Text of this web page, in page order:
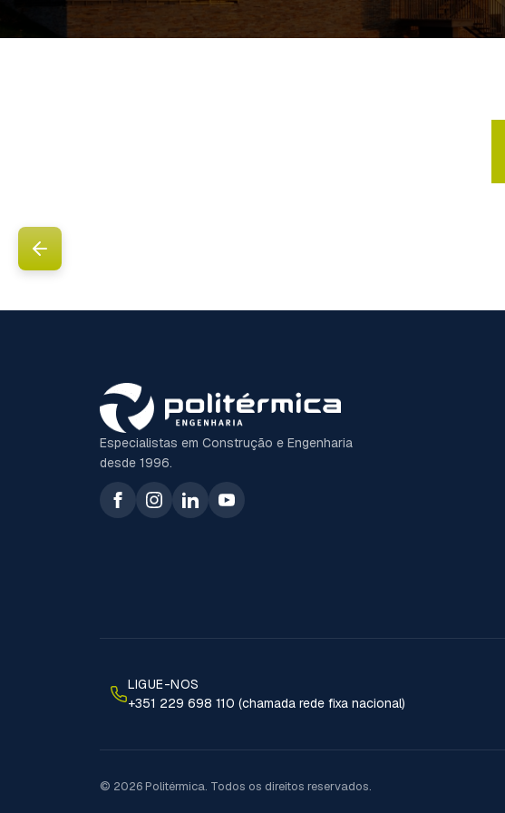
Especialistas em Construção e Engenharia
desde 1996.
LIGUE-NOS
+351 229 698 110 (chamada rede fixa nacional)
© 2026 Politérmica. Todos os direitos reservados.